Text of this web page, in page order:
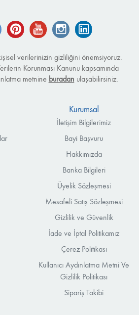
Twitter Pinterest YouTube Instagram
verilerinizin gizliliğini önemsiyoruz.
Korunması Kanunu kapsamında
metnine buradan ulaşabilirsiniz.
Kurumsal
İletişim Bilgilerimiz
Bayi Başvuru
Hakkımızda
Banka Bilgileri
Üyelik Sözleşmesi
Mesafeli Satış Sözleşmesi
Gizlilik ve Güvenlik
İade ve İptal Politikamız
Çerez Politikası
Kullanıcı Aydınlatma Metni Ve
Gizlilik Politikası
Sipariş Takibi